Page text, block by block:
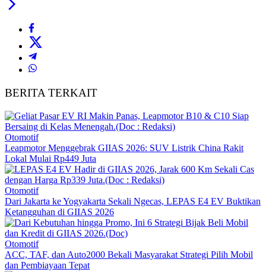
BERITA TERKAIT
Otomotif
Leapmotor Menggebrak GIIAS 2026: SUV Listrik China Rakit
Lokal Mulai Rp449 Juta
Otomotif
Dari Jakarta ke Yogyakarta Sekali Ngecas, LEPAS E4 EV Buktikan
Ketangguhan di GIIAS 2026
Otomotif
ACC, TAF, dan Auto2000 Bekali Masyarakat Strategi Pilih Mobil
dan Pembiayaan Tepat